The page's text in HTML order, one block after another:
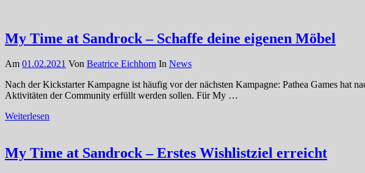
My Time at Sandrock – Schaffe deine eigenen Möbel
Am 01.02.2021 Von Beatrice Eichhorn In News
Nach der Kickstarter Kampagne ist häufig vor der nächsten Kampagne: Pathea Games hat
Aktivitäten der Community erfüllt werden sollen. Für My …
Weiterlesen
My Time at Sandrock – Erstes Wishlistziel erreicht